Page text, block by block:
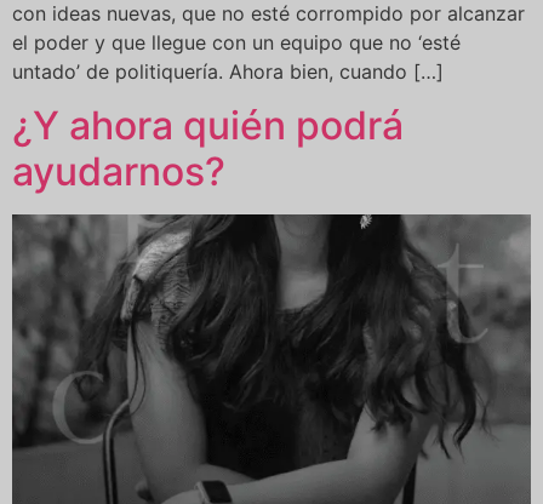
con ideas nuevas, que no esté corrompido por alcanzar
el poder y que llegue con un equipo que no ‘esté
untado’ de politiquería. Ahora bien, cuando […]
¿Y ahora quién podrá
ayudarnos?